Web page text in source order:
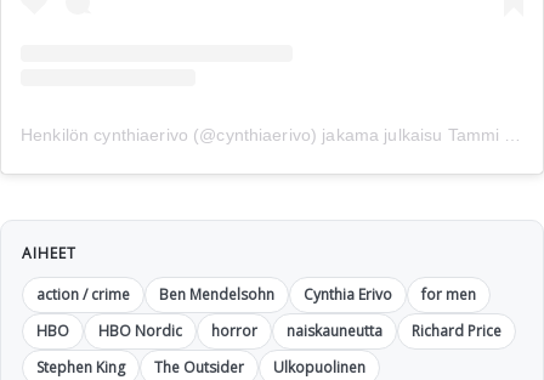
Henkilön cynthiaerivo (@cynthiaerivo) jakama julkaisu Tammi 1, 2019 kello 4.17 PST
AIHEET
action / crime
Ben Mendelsohn Cynthia Erivo
for men
HBO
HBO Nordic horror naiskauneutta
Richard Price
Stephen King
The Outsider Ulkopuolinen